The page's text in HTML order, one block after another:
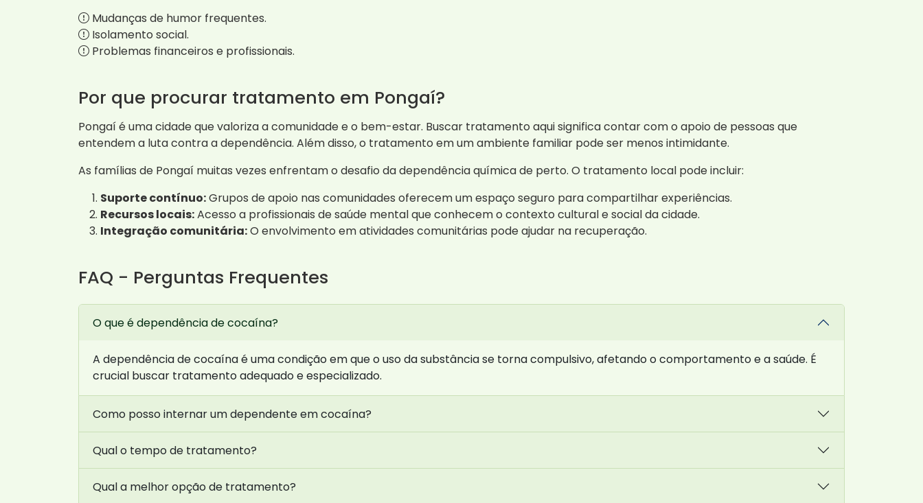
Mudanças de humor frequentes.
Isolamento social.
Problemas financeiros e profissionais.
Por que procurar tratamento em Pongaí?
Pongaí é uma cidade que valoriza a comunidade e o bem-estar. Buscar tratamento aqui significa contar com o apoio de pessoas que
entendem a luta contra a dependência. Além disso, o tratamento em um ambiente familiar pode ser menos intimidante.
As famílias de Pongaí muitas vezes enfrentam o desafio da dependência química de perto. O tratamento local pode incluir:
Suporte contínuo:Grupos de apoio nas comunidades oferecem um espaço seguro para compartilhar experiências.
Recursos locais:Acesso a profissionais de saúde mental que conhecem o contexto cultural e social da cidade.
Integração comunitária:O envolvimento em atividades comunitárias pode ajudar na recuperação.
FAQ - Perguntas Frequentes
O que é dependência de cocaína?
A dependência de cocaína é uma condição em que o uso da substância se torna compulsivo, afetando o comportamento e a saúde. É
crucial buscar tratamento adequado e especializado.
Como posso internar um dependente em cocaína?
Qual o tempo de tratamento?
Qual a melhor opção de tratamento?